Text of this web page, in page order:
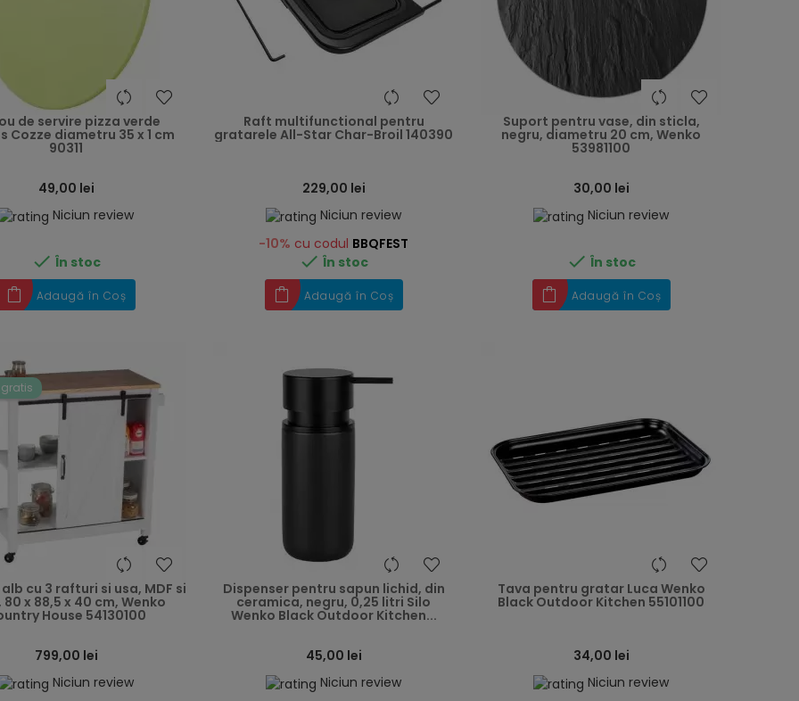
heart
de servire pizza verde
Cozze diametru 35 x 1 cm
90311
49,00 lei
Niciun review
 În stoc
Adaugă în Coș
heart
Raft multifunctional pentru
gratarele All-Star Char-Broil 140390
229,00 lei
Niciun review
-10% cu codul BBQFEST
 În stoc
Adaugă în Coș
heart
Suport pentru vase, din sticla,
negru, diametru 20 cm, Wenko
53981100
30,00 lei
Niciun review
 În stoc
Adaugă în Coș
gratis
heart
cu 3 rafturi si usa, MDF si
80 x 88,5 x 40 cm, Wenko
House 54130100
799,00 lei
Niciun review
heart
Dispenser pentru sapun lichid, din
ceramica, negru, 0,25 litri Silo
Wenko Black Outdoor Kitchen...
45,00 lei
Niciun review
heart
Tava pentru gratar Luca Wenko
Black Outdoor Kitchen 55101100
34,00 lei
Niciun review